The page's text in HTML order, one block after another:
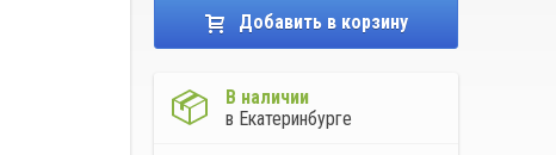
Добавить в корзину
В наличии
в Екатеринбурге